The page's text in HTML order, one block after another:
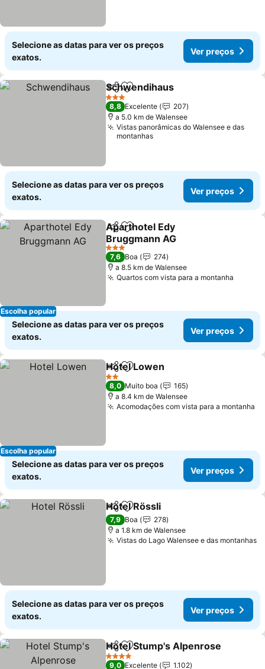
Selecione as datas para ver os preços
exatos.
Ver preços
PartilharAdicionar aos favoritos
Schwendihaus
3 Estrelas
8,8 Excelente
207
a 5.0 km de Walensee
Vistas panorâmicas do Walensee e das
montanhas
Selecione as datas para ver os preços
exatos.
Ver preços
Escolha popular
PartilharAdicionar aos favoritos
Aparthotel Edy
Bruggmann AG
Ver preços
3 Estrelas
7,6 Boa
274
a 8.5 km de Walensee
Quartos com vista para a montanha
Selecione as datas para ver os preços
exatos.
Ver preços
Escolha popular
PartilharAdicionar aos favoritos
Hotel Lowen
2 Estrelas
8,0 Muito boa
165
a 8.4 km de Walensee
Acomodações com vista para a montanha
Selecione as datas para ver os preços
exatos.
Ver preços
PartilharAdicionar aos favoritos
Hotel Rössli
7,9 Boa
278
a 1.8 km de Walensee
Vistas do Lago Walensee e das montanhas
Selecione as datas para ver os preços
exatos.
Ver preços
PartilharAdicionar aos favoritos
Hotel Stump's Alpenrose
4 Estrelas
9,0 Excelente 1.102